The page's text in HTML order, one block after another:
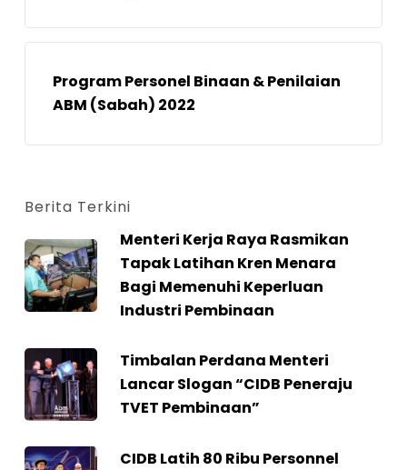
Program Personel Binaan & Penilaian
ABM (Sabah) 2022
Berita Terkini
Menteri Kerja Raya Rasmikan
Tapak Latihan Kren Menara
Bagi Memenuhi Keperluan
Industri Pembinaan
Timbalan Perdana Menteri
Lancar Slogan “CIDB Peneraju
TVET Pembinaan”
CIDB Latih 80 Ribu Personnel